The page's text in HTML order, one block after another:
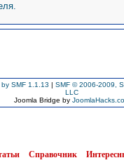
SMF 1.1.13 | SMF © 2006-2009,
LLC
Joomla Bridge by
Справочник